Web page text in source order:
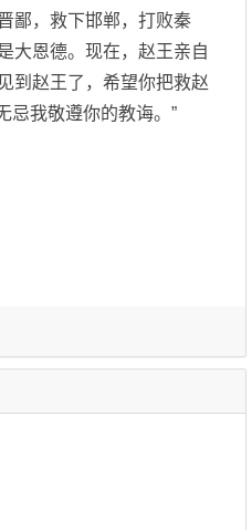
鄙，救下邯郸，打败秦
大恩德。现在，赵王亲自
到赵王了，希望你把救赵
忌我敬遵你的教诲。”